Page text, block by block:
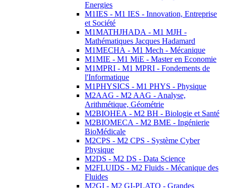
Energies
M1IES - M1 IES - Innovation, Entreprise
et Société
M1MATHJHADA - M1 MJH -
Mathématiques Jacques Hadamard
M1MECHA - M1 Mech - Mécanique
M1MIE - M1 MiE - Master en Economie
M1MPRI - M1 MPRI - Fondements de
l'Informatique
M1PHYSICS - M1 PHYS - Physique
M2AAG - M2 AAG - Analyse,
Arithmétique, Géométrie
M2BIOHEA - M2 BH - Biologie et Santé
M2BIOMECA - M2 BME - Ingénierie
BioMédicale
M2CPS - M2 CPS - Système Cyber
Physique
M2DS - M2 DS - Data Science
M2FLUIDS - M2 Fluids - Mécanique des
Fluides
M2GI - M2 GI-PLATO - Grandes